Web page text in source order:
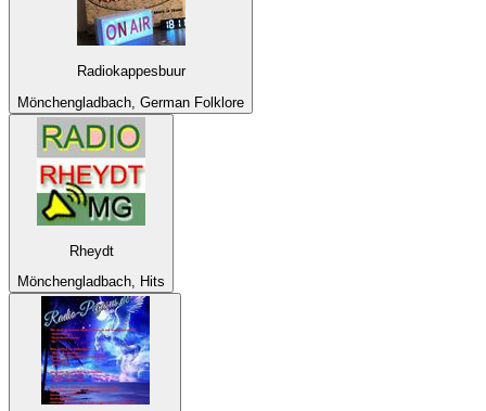
Radiokappesbuur
Mönchengladbach, German Folklore
Rheydt
Mönchengladbach, Hits